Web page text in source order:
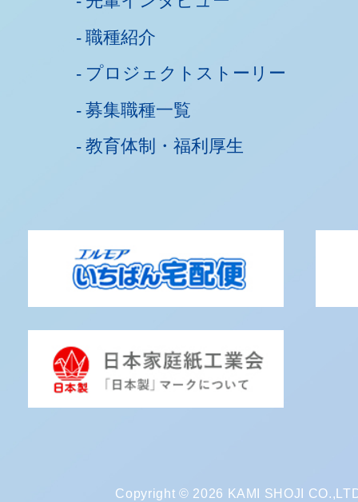
職種紹介
プロジェクトストーリー
募集職種一覧
教育体制・福利厚生
Copyright © 2026 KAMI SHOJI